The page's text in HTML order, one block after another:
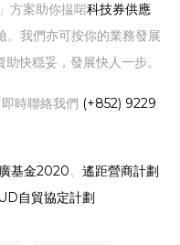
方案助你揾啱科技券供應
。我們亦可按你的業務發展
快穏妥，發展快人一步。
時聯絡我們 (+852) 9229
基金2020、 遙距營商計劃
自貿協定計劃